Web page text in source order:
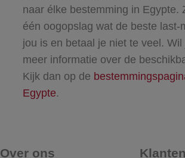
naar élke bestemming in Egypte.
één oogopslag wat de beste last-
jou is en betaal je niet te veel. Wil
meer informatie over de
Kijk dan op de
Egypte.
Over ons